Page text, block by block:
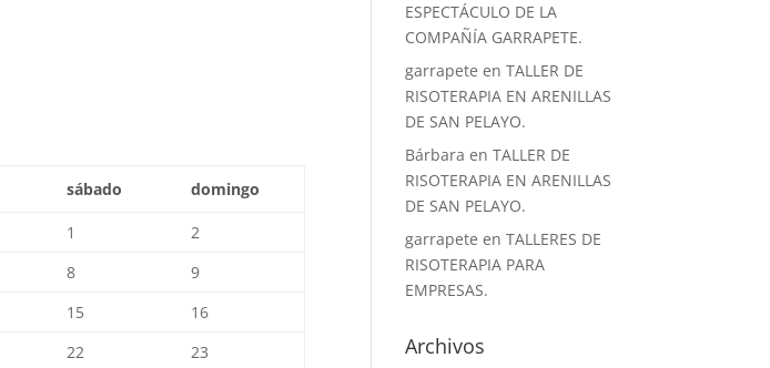
sábado domingo
1
2
8
9
15
16
22
23
ESPECTÁCULO DE LA
COMPAÑÍA GARRAPETE.
garrapete enTALLER DE
RISOTERAPIA EN ARENILLAS
DE SAN PELAYO.
Bárbara enTALLER DE
RISOTERAPIA EN ARENILLAS
DE SAN PELAYO.
garrapete enTALLERES DE
RISOTERAPIA PARA
EMPRESAS.
Archivos